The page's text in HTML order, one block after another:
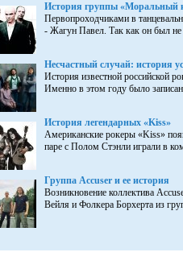
История группы «Моральный
Первопроходчиками в
- Жагун Павел. Так как он был не
Несчастный случай: история
История известной российской
Именно в этом году было
История легендарных «Kiss»
Американские рокеры «Kiss»
паре с Полом Стэнли играли в
Группа Accuser и ее история
Возникновение коллектива
Вейля и Фолкера Борхерта из